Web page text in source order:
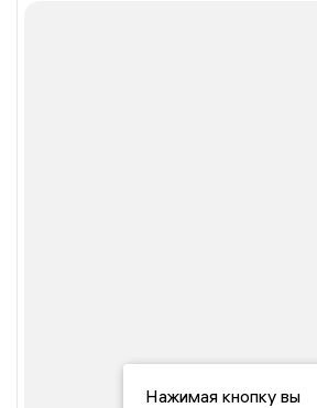
Нажимая кнопку вы